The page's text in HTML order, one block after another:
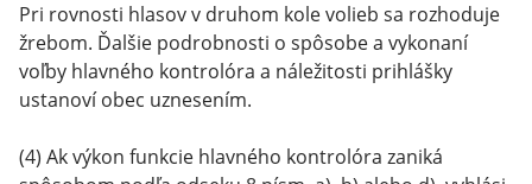
Pri rovnosti hlasov v druhom kole volieb sa rozhoduje
žrebom. Ďalšie podrobnosti o spôsobe a vykonaní
voľby hlavného kontrolóra a náležitosti prihlášky
ustanoví obec uznesením.
(4) Ak výkon funkcie hlavného kontrolóra zaniká